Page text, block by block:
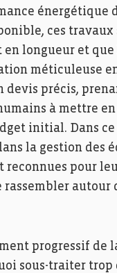
énergétique
ces travaux
longueur et
méticuleuse
précis,
à mettre
initial. Dans
la gestion des
reconnues pour
autour
progressif de
sous-traiter